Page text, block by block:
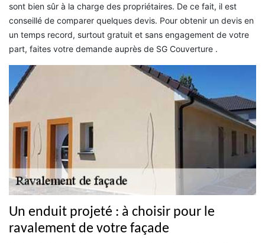
sont bien sûr à la charge des propriétaires. De ce fait, il est
conseillé de comparer quelques devis. Pour obtenir un devis en
un temps record, surtout gratuit et sans engagement de votre
part, faites votre demande auprès de SG Couverture .
Un enduit projeté : à choisir pour le
ravalement de votre façade